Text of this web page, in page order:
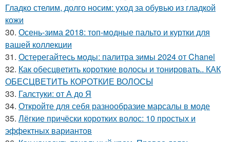
Гладко стелим, долго носим: уход за обувью из гладкой
кожи
30. Осень-зима 2018: топ-модные пальто и куртки для
вашей коллекции
31. Остерегайтесь моды: палитра зимы 2024 от Chanel
32. Как обесцветить короткие волосы и тонировать.. КАК
ОБЕСЦВЕТИТЬ КОРОТКИЕ ВОЛОСЫ
33. Галстуки: от А до Я
34. Откройте для себя разнообразие марсалы в моде
35. Лёгкие причёски коротких волос: 10 простых и
эффектных вариантов